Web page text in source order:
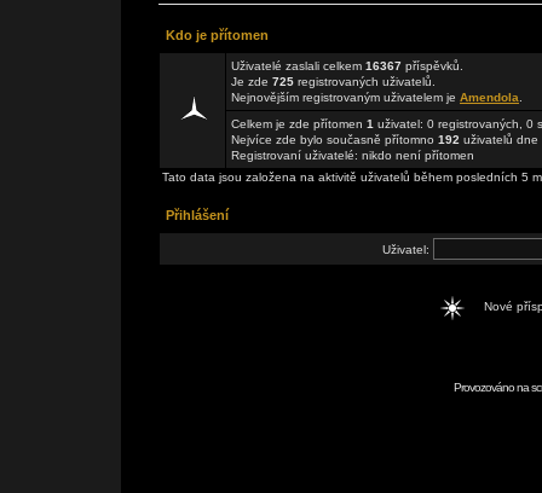
Kdo je přítomen
Uživatelé zaslali celkem 16367 příspěvků.
Je zde 725 registrovaných uživatelů.
Nejnovějším registrovaným uživatelem je Amendola
Celkem je zde přítomen 1 uživatel: 0 registrovaných,
Nejvíce zde bylo současně přítomno 192 uživatelů
Registrovaní uživatelé: nikdo není přítomen
Tato data jsou založena na aktivitě uživatelů během posledních 5
Přihlášení
Uživatel:
Nové
Provozováno na